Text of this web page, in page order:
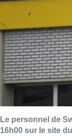
Le personnel de
16h00 sur le site